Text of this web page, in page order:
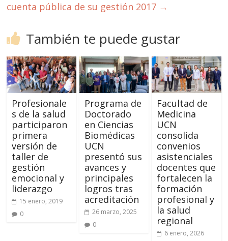
cuenta pública de su gestión 2017 →
También te puede gustar
Profesionale
s de la salud
participaron
primera
versión de
taller de
gestión
emocional y
liderazgo
15 enero, 2019
0
Programa de
Doctorado
en Ciencias
Biomédicas
UCN
presentó sus
avances y
principales
logros tras
acreditación
26 marzo, 2025
0
Facultad de
Medicina
UCN
consolida
convenios
asistenciales
docentes que
fortalecen la
formación
profesional y
la salud
regional
6 enero, 2026